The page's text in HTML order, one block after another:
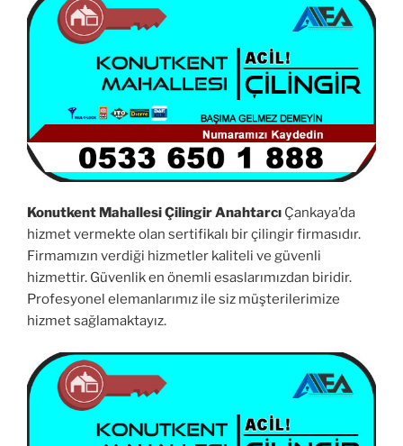
Konutkent Mahallesi Çilingir Anahtarcı Çankaya’da
hizmet vermekte olan sertifikalı bir çilingir firmasıdır.
Firmamızın verdiği hizmetler kaliteli ve güvenli
hizmettir. Güvenlik en önemli esaslarımızdan biridir.
Profesyonel elemanlarımız ile siz müşterilerimize
hizmet sağlamaktayız.